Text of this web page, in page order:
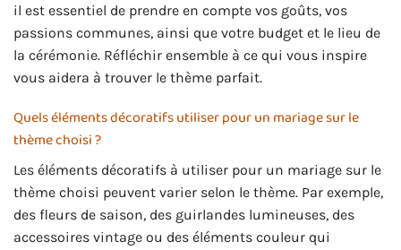
il est essentiel de prendre en compte vos goûts, vos
passions communes, ainsi que votre budget et le lieu de
la cérémonie. Réfléchir ensemble à ce qui vous inspire
vous aidera à trouver le thème parfait.
Quels éléments décoratifs utiliser pour un mariage sur le
thème choisi ?
Les éléments décoratifs à utiliser pour un mariage sur le
thème choisi peuvent varier selon le thème. Par exemple,
des fleurs de saison, des guirlandes lumineuses, des
accessoires vintage ou des éléments couleur qui